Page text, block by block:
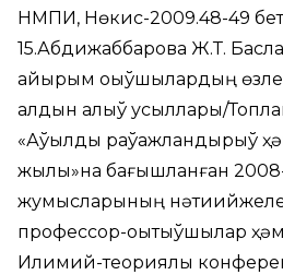
НМПИ, Нөкис-2009.48-49 бет
15.Абдижаббарова Ж.Т.
айырым оқыўшылардың
алдын алыў усыллары/
«Аўылды раўажландырыў
жылы»на бағышланған
жумысларының
профессор-оқытыўшылар
Илимий-теориялық